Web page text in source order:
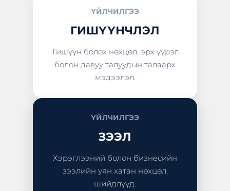
ҮЙЛЧИЛГЭЭ
ГИШҮҮНЧЛЭЛ
Гишүүн болох нөхцөл, эрх үүрэг
болон давуу талуудын талаарх
мэдээлэл.
ҮЙЛЧИЛГЭЭ
ЗЭЭЛ
Хэрэглээний болон бизнесийн
зээлийн уян хатан нөхцөл,
шийдлүүд.